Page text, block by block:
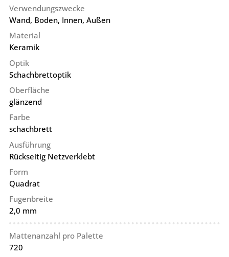
Verwendungszwecke
Wand, Boden, Innen, Außen
Material
Keramik
Optik
Schachbrettoptik
Oberfläche
glänzend
Farbe
schachbrett
Ausführung
Rückseitig Netzverklebt
Form
Quadrat
Fugenbreite
2,0 mm
Mattenanzahl pro Palette
720